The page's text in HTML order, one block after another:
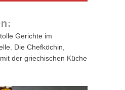
Gerichte im
Die Chefköchin,
der griechischen Küche